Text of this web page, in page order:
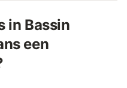
in Bassin
een